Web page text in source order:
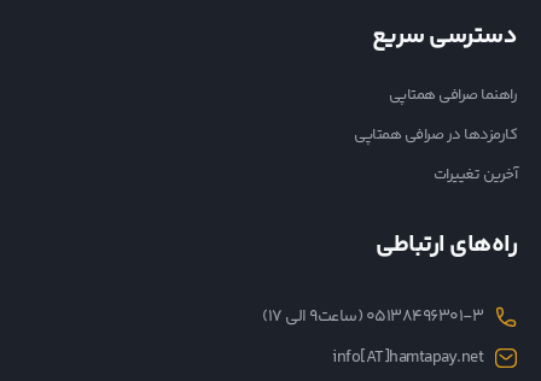
دسترسی سریع
راهنما صرافی همتاپی
کارمزدها در صرافی همتاپی
آخرین تغییرات
راه‌های ارتباطی
05138496301-3 (ساعت۹ الی ۱۷)
info[AT]hamtapay.net